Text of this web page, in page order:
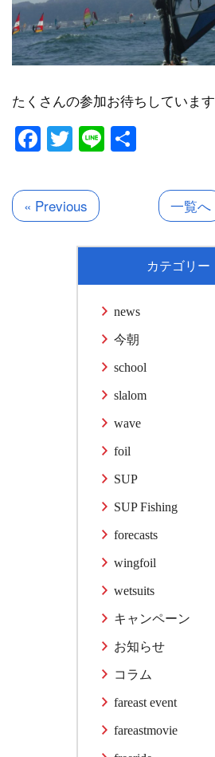
たくさんの参加お待ちしています
Facebook
Twitter
Line
« Previous 一覧へ
カテゴリー
news
今朝
school
slalom
wave
foil
SUP
SUP Fishing
forecasts
wingfoil
wetsuits
キャンペーン
お知らせ
コラム
fareast event
fareastmovie